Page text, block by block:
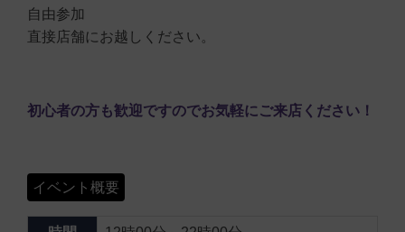
自由参加
直接店舗にお越しください。
初心者の方も歓迎ですのでお気軽にご来店ください！
イベント概要